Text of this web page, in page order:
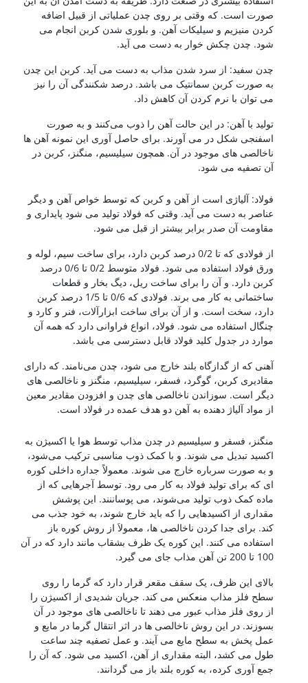
صورت است. که وقتی بر روی چدن عملیاتی از قبیل اضافه
کردن منیزیم و سیلیکات آهن. و بلوری شدن کربن انجام می
شود. چدن چکش خوار به دست می آید.
چدن سفید: از سرد شدن مذاب به دست می آید. کربن این چدن
به صورت کربن سمانتیک می باشد. درصد شکنندگی آن را نیز
می توان با نرم کردن آن کاهش داد.
تولید با آهن: در این حالت آهن را ذوب می‌کنند و به صورت
اسفنجی شکل در می آورند. برای حاصل آوری این نمونه آهن ها
ناخالصی های موجود در آن. همچون سیلیسیم، منگنز، کربن در
آن تصفیه می شود.
فولاد: آلیاژی است از آهن و کربن که توسط خواص آهن و دیگر
عناصر به دست می آید. وقتی که فولاد تولید می شود پایداری و
مقاومت آن صدر برابر بیشتر از قبل می شود.
از فولادی که تا 0/2 درصد کربن دارد، برای ساخت سیم، لوله و
ورق فولاد استفاده می شود. فولاد متوسط 0/2 تا 0/6 درصد
کربن دارد. و آن را برای ساخت ریل، دیگ بخار و قطعات
ساختمانی به کار می برند. فولادی که 0/6 تا 1/5 درصد کربن
دارد، سخت است. و از آن برای ساخت ابزارآلات، فنر و کارد و
چنگال استفاده می شود. فولاد، انواع فراوانی دارد که همه آن
موارد در جدول کلید فولاد قابل دسترسی می باشد.
آهنی که از گدازگاه بلند خارج می شود، چدن می‌نامند. که دارای
مقادیری کربن، گوگرد، فسفر، سیلیسیم، منگنز و ناخالصی های
دیگر است. سوزاندن ناخالصی های چدن و افزودن مقادیر معین
از مواد آلیاژ دهنده به آهن دو هدف عمده در فولاد است.
منگنز، فسفر و سیلیسیم در چدن مذاب توسط هوا یا اکسیژن به
اکسید تبدیل می شوند. و با کمک ذوب مناسبی ترکیب می‌شود،
و به صورت سرباره خارج می شوند. معمولاً جداره داخلی کوره
ای که برای تولید فولاد به کار می رود. توسط آجرهایی که از
ماده کمک ذوب تولید می‌شوند، می پوساننند. این پوشش
مقداری از اکسیدهایی را که باید خارج شوند، به خود جذب می
کند. برای جدا کردن ناخالصی ها، معمولاَ از روش کوره باز
استفاده می کنند. این کوره یک ظرف بشقاب مانند دارد که در آن
100 تا 200 تن آهن مذاب جای می گیرد.
بالای این ظرف، یک سقف مقعر قرار دارد که گرما را روی
سطح فلز مذاب منعکس می کند. جریان شدیدی از اکسیژن را
از روی فلز مذاب عبور می دهند تا ناخالصی های موجود در آن
بسوزند. در این روش ناخالصی ها در اثر انتقال گرما در مایع و
عمل پخش به سطح مایع می آیند. و عمل تصفیه چند ساعت
طول می کشد، البته مقداری از آهن، اکسید می شود. که آن را
جمع آوری کرده، به کوره بلند باز می گردانند.